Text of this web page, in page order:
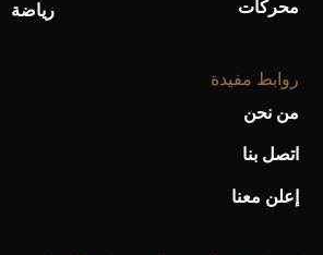
محركات رياضة
روابط مفيدة
من نحن
اتصل بنا
إعلن معنا